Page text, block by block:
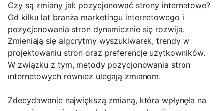
Czy są zmiany jak pozycjonować strony internetowe?
Od kilku lat branża marketingu internetowego i
pozycjonowania stron dynamicznie się rozwija.
Zmieniają się algorytmy wyszukiwarek, trendy w
projektowaniu stron oraz preferencje użytkowników.
W związku z tym, metody pozycjonowania stron
internetowych również ulegają zmianom.
Zdecydowanie największą zmianą, która wpłynęła na